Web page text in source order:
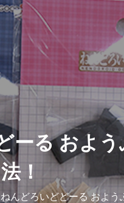
ーる およ
法！
んどろいどどーる およ